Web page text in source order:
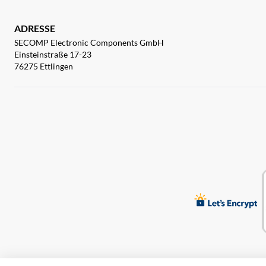
ADRESSE
SECOMP Electronic Components GmbH
Einsteinstraße 17-23
76275 Ettlingen